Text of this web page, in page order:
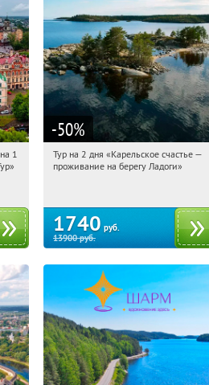
5
1
-50%
08:40:31 Купили:39
Тур на 2 дня «Карельское счастье —
проживание на берегу Ладоги»
1740 руб.
13900руб.